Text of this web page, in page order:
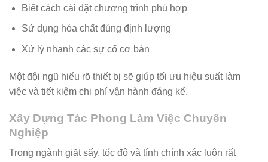
Biết cách cài đặt chương trình phù hợp
Sử dụng hóa chất đúng định lượng
Xử lý nhanh các sự cố cơ bản
Một đội ngũ hiểu rõ thiết bị sẽ giúp tối ưu hiệu suất làm
việc và tiết kiệm chi phí vận hành đáng kể.
Xây Dựng Tác Phong Làm Việc Chuyên
Nghiệp
Trong ngành giặt sấy, tốc độ và tính chính xác luôn rất